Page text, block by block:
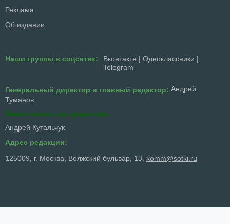
Реклама
Об издании
Наши группы в соцсетях: Вконтакте | Одноклассники |
Telegram
Генеральный директор и главный редактор: Андрей
Туманов
Заместитель ген. директора
Андрей Кутальчук
Адрес редакции:
125009, г. Москва, Волжский бульвар, 13, komm@sotki.ru